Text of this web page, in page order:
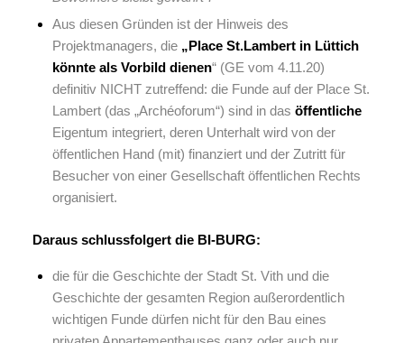
Aus diesen Gründen ist der Hinweis des
Projektmanagers, die „Place St.Lambert in Lüttich
könnte als Vorbild dienen“ (GE vom 4.11.20)
definitiv NICHT zutreffend: die Funde auf der Place St.
Lambert (das „Archéoforum“) sind in das öffentliche
Eigentum integriert, deren Unterhalt wird von der
öffentlichen Hand (mit) finanziert und der Zutritt für
Besucher von einer Gesellschaft öffentlichen Rechts
organisiert.
Daraus schlussfolgert die BI-BURG:
die für die Geschichte der Stadt St. Vith und die
Geschichte der gesamten Region außerordentlich
wichtigen Funde dürfen nicht für den Bau eines